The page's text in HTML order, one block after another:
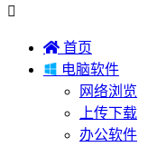

 首页
 电脑软件
网络浏览
上传下载
办公软件